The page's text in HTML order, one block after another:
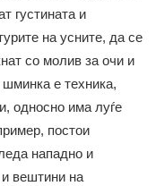
густината и
на усните, да се
со молив за очи и
е техника,
односно има луѓе
постои
нападно и
вештини на